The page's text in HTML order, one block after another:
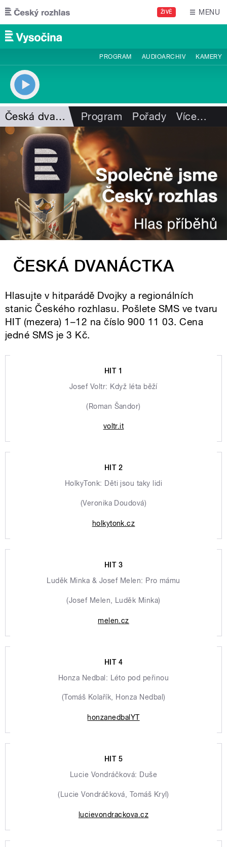
Přejít k hlavnímu obsahu
ŽIVĚ MENU
PROGRAM AUDIOARCHIV KAMERY
Česká dvanáctka Program Pořady Více…
ČESKÁ DVANÁCTKA
Hlasujte v hitparádě Dvojky a regionálních
stanic Českého rozhlasu. Pošlete SMS ve tvaru
HIT (mezera) 1–12 na číslo 900 11 03. Cena
jedné SMS je 3 Kč.
HIT 1
Josef Voltr: Když léta běží
(Roman Šandor)
voltr.it
HIT 2
HolkyTonk: Děti jsou taky lidi
(Veronika Doudová)
holkytonk.cz
HIT 3
Luděk Minka & Josef Melen: Pro mámu
(Josef Melen, Luděk Minka)
melen.cz
HIT 4
Honza Nedbal: Léto pod peřinou
(Tomáš Kolařík, Honza Nedbal)
honzanedbalYT
HIT 5
Lucie Vondráčková: Duše
(Lucie Vondráčková, Tomáš Kryl)
lucievondrackova.cz